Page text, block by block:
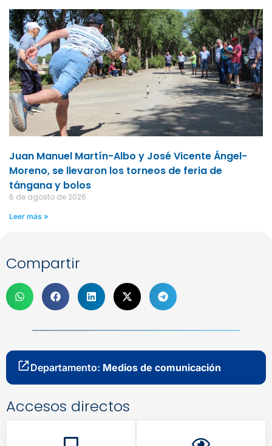
Juan Manuel Martín-Albo y José Vicente Ángel-
Moreno, se llevaron los torneos de feria de
tángana y bolos
6 de agosto de 2026
Leer más »
Compartir
Departamento: Medios de comunicación
Accesos directos